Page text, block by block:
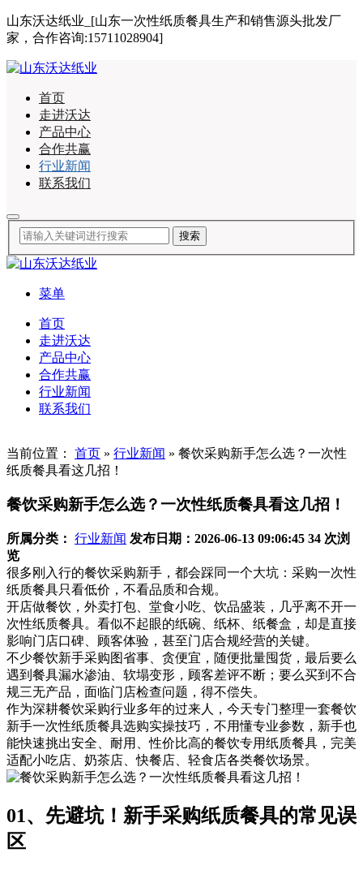
山东沃达纸业_[山东一次性纸质餐具生产和销售源头批发厂
家，合作咨询:15711028904]
首页
走进沃达
产品中心
合作共赢
行业新闻
联系我们
菜单
首页
走进沃达
产品中心
合作共赢
行业新闻
联系我们
当前位置： 首页 » 行业新闻 » 餐饮采购新手怎么选？一次性
纸质餐具看这几招！
餐饮采购新手怎么选？一次性纸质餐具看这几招！
所属分类： 行业新闻 发布日期：2026-06-13 09:06:45 34 次浏
览
很多刚入行的餐饮采购新手，都会踩同一个大坑：采购一次性
纸质餐具只看低价，不看品质和合规。
开店做餐饮，外卖打包、堂食小吃、饮品盛装，几乎离不开一
次性纸质餐具。看似不起眼的纸碗、纸杯、纸餐盒，却是直接
影响门店口碑、顾客体验，甚至门店合规经营的关键。
不少餐饮新手采购图省事、贪便宜，随便批量囤货，最后要么
遇到餐具漏水渗油、软塌变形，顾客差评不断；要么买到不合
规三无产品，面临门店检查问题，得不偿失。
作为深耕餐饮采购行业多年的过来人，今天专门整理一套餐饮
新手一次性纸质餐具选购实操技巧，不用懂专业参数，新手也
能快速挑出安全、耐用、性价比高的餐饮专用纸质餐具，完美
适配小吃店、奶茶店、快餐店、轻食店各类餐饮场景。
01、先避坑！新手采购纸质餐具的常见误
区